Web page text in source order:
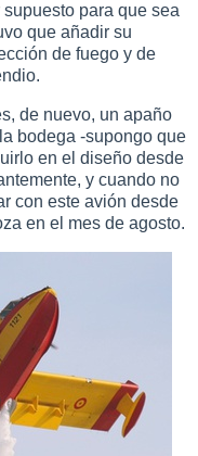
para que sea
que añadir su
de fuego y de
de nuevo, un apaño
bodega -supongo que
en el diseño desde
y cuando no
con este avión desde
en el mes de agosto.